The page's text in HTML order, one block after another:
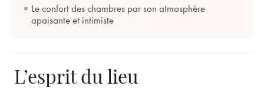
Le confort des chambres par son atmosphère
apaisante et intimiste
L’esprit du lieu